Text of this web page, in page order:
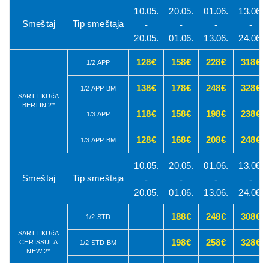
Smeštaj Tip smeštaja
10.05.
-
20.05.
20.05.
-
01.06.
01.06.
-
13.06.
13.06.
-
24.06.
SARTI: KUćA
BERLIN 2*
1/2 APP 128€ 158€ 228€ 318€
1/2 APP BM 138€ 178€ 248€ 328€
1/3 APP 118€ 158€ 198€ 238€
1/3 APP BM 128€ 168€ 208€ 248€
Smeštaj Tip smeštaja
10.05.
-
20.05.
20.05.
-
01.06.
01.06.
-
13.06.
13.06.
-
24.06.
SARTI: KUćA
CHRISSULA
NEW 2*
1/2 STD 188€ 248€ 308€
1/2 STD BM 198€ 258€ 328€